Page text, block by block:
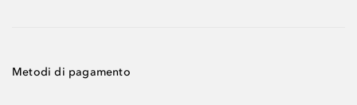
Metodi di pagamento